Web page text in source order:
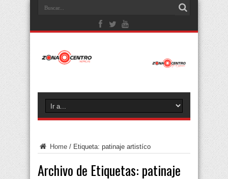
Home / Etiqueta: patinaje artistíco
Archivo de Etiquetas: patinaje